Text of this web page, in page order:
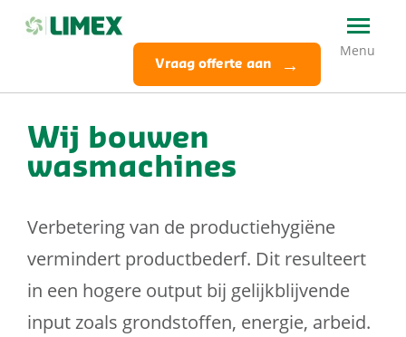
Vraag offerte aan
Wij bouwen
wasmachines
Verbetering van de productiehygiëne
vermindert productbederf. Dit resulteert
in een hogere output bij gelijkblijvende
input zoals grondstoffen, energie, arbeid.